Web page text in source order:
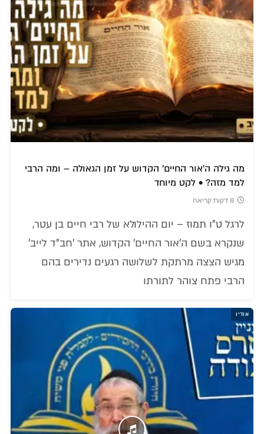
מה גילה ה'אור החיים' הקדוש על זמן הגאולה – ומה הרבי
למד מזה? • לקט מיוחד
8 דקות קריאה
לרגל ט"ו תמוז – יום ההילולא של רבי חיים בן עטר,
שנקרא בשם ה'אור החיים' הקדוש, אתר 'חב"ד לייב'
מגיש הצצה מרתקת לשלושה רגעים נדירים בהם
הרבי פתח צוהר לתורתו
אודיו